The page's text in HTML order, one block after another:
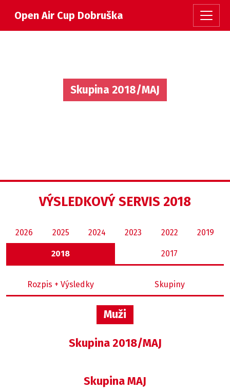
Open Air Cup Dobruška
Skupina 2018/MAJ
VÝSLEDKOVÝ SERVIS 2018
2026 2025 2024 2023 2022 2019
2018 2017
Rozpis + Výsledky Skupiny
Muži
Skupina 2018/MAJ
Skupina MAJ